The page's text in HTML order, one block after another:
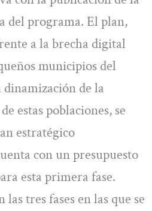
del programa. El plan,
a la brecha digital
municipios del
de la
estas poblaciones, se
estratégico
con un presupuesto
esta primera fase.
tres fases en las que se